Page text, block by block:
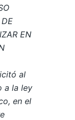
EN
al
a la ley
en el